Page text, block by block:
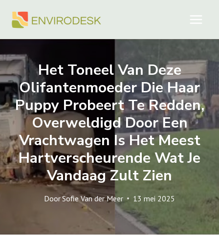
naar
Het Toneel Van Deze
Olifantenmoeder Die Haar
Puppy Probeert Te Redden,
Overweldigd Door Een
Vrachtwagen Is Het Meest
Hartverscheurende Wat Je
Vandaag Zult Zien
DoorSofie Van der Meer 13 mei 2025